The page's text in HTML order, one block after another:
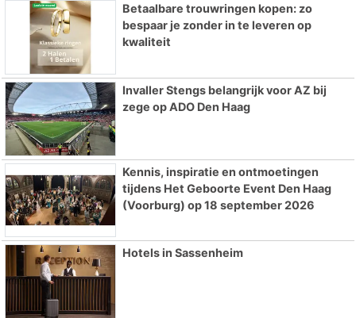
Betaalbare trouwringen kopen: zo
bespaar je zonder in te leveren op
kwaliteit
Invaller Stengs belangrijk voor AZ bij
zege op ADO Den Haag
Kennis, inspiratie en ontmoetingen
tijdens Het Geboorte Event Den Haag
(Voorburg) op 18 september 2026
Hotels in Sassenheim